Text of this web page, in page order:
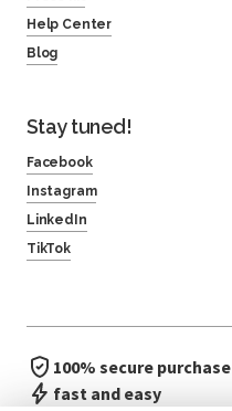
Help Center
Blog
Stay tuned!
Facebook
Instagram
LinkedIn
TikTok
100% secure purchase
fast and easy